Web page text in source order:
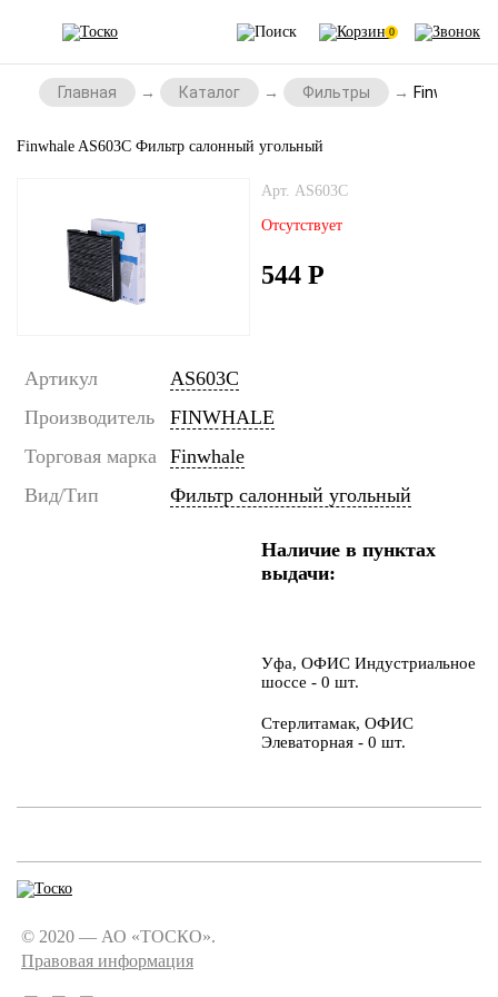
0
Главная Каталог Фильтры Finwhale
Finwhale AS603C Фильтр салонный угольный
Арт. AS603C
Отсутствует
544 Р
Артикул
AS603C
Производитель
FINWHALE
Торговая марка
Finwhale
Вид/Тип
Фильтр салонный угольный
Наличие в пунктах
выдачи:
Уфа, ОФИС Индустриальное
шоссе - 0 шт.
Стерлитамак, ОФИС
Элеваторная - 0 шт.
© 2020 — АО «ТОСКО».
Правовая информация